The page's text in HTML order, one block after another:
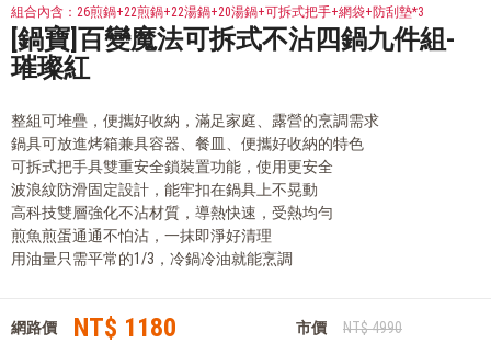
全站單筆消費滿額現享88折⚡
部落客的星級料理，就靠這台IH電子鍋
組合內含：26煎鍋+22煎鍋+22湯鍋+20湯鍋+可拆式把手+網袋+防刮墊*3
[鍋寶]百變魔法可拆式不沾四鍋九件組-
璀璨紅
整組可堆疊，便攜好收納，滿足家庭、露營的烹調需求
鍋具可放進烤箱兼具容器、餐皿、便攜好收納的特色
可拆式把手具雙重安全鎖裝置功能，使用更安全
波浪紋防滑固定設計，能牢扣在鍋具上不晃動
高科技雙層強化不沾材質，導熱快速，受熱均勻
煎魚煎蛋通通不怕沾，一抹即淨好清理
用油量只需平常的1/3，冷鍋冷油就能烹調
網路價 NT$ 1180 市價 NT$ 4990